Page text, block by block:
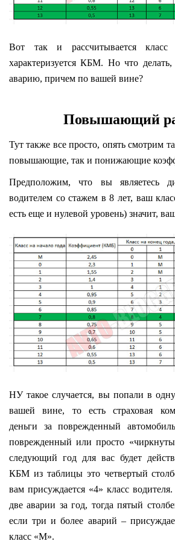
Вот так и рассчитывается класс
характеризуется КБМ. Но что
аварию, причем по вашей вине?
Повышающий
Тут также все просто, опять смотрим
повышающие, так и понижающие
Предположим, что вы являетесь
водителем со стажем в 8 лет, ваш
есть еще и нулевой уровень) значит,
НУ такое случается, вы попали в
вашей вине, то есть страховая
деньги за поврежденный
поврежденный или просто
следующий год для вас будет
КБМ из таблицы это четвертый
вам присуждается «4» класс
две аварии за год, тогда пятый
если три и более аварий –
класс «M».